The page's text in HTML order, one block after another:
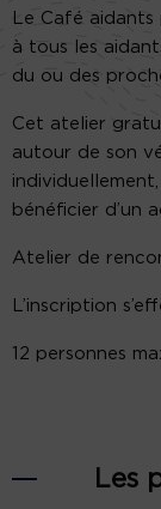
Le Café
à tous les
du ou des
Cet atelier
autour de son
bénéficier d’un
Atelier de
L’inscription
12 personnes
Les